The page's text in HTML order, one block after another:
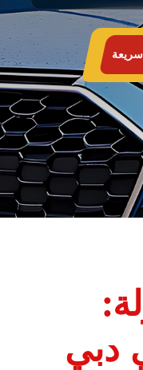
دبي